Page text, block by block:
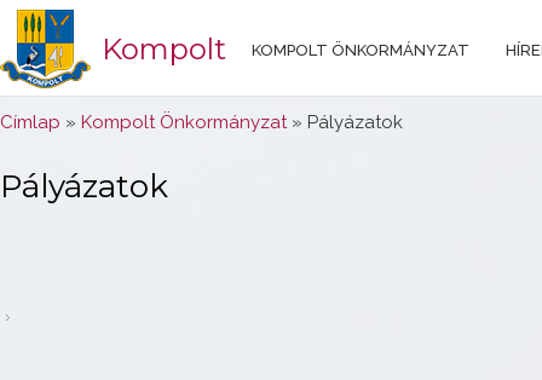
Kompolt KOMPOLT ÖNKORMÁNYZAT
Jelenlegi hely
Címlap » Kompolt Önkormányzat» Pályázatok
Pályázatok